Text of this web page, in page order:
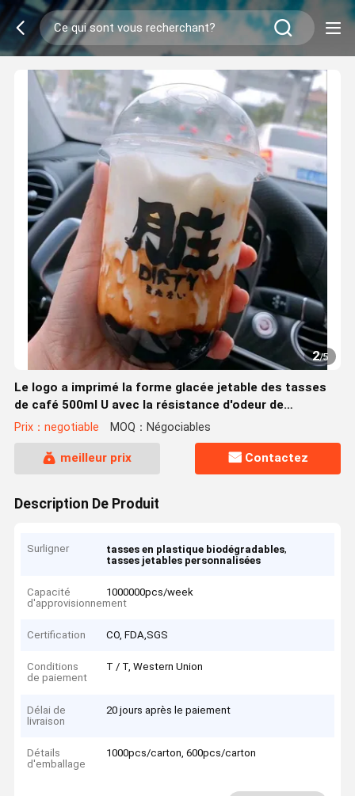
2/5
Le logo a imprimé la forme glacée jetable des tasses
de café 500ml U avec la résistance d'odeur de
couvercles
Prix：negotiable MOQ：Négociables
meilleur prix Contactez
Description De Produit
Surligner tasses en plastique biodégradables,
tasses jetables personnalisées
Capacité
d'approvisionnement
1000000pcs/week
Certification CO, FDA,SGS
Conditions
de paiement
T / T, Western Union
Délai de
livraison
20 jours après le paiement
Détails
d'emballage
1000pcs/carton, 600pcs/carton